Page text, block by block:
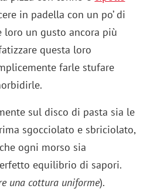
in padella con un po’ di
loro un gusto ancora più
questa loro
farle stufare
sul disco di pasta sia le
sgocciolato e sbriciolato,
ogni morso sia
equilibrio di sapori.
una cottura uniforme).